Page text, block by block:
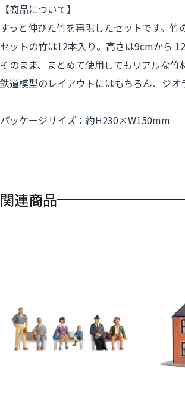
【商品について】
すっと伸びた竹を再現したセットです。
セットの竹は12本入り。高さは9cmから
そのまま、まとめて使用してもリアルな竹
鉄道模型のレイアウトにはもちろん、ジオ
パッケージサイズ：約H230×W150mm
関連商品